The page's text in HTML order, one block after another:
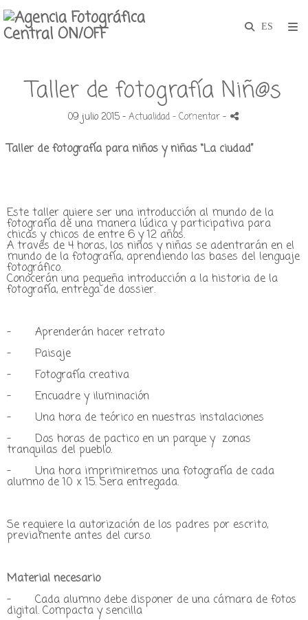
Taller de fotografía Niñ@s
09 julio 2015 -Actualidad- Comentar-
Taller de fotografía para niños y niñas “La ciudad”
Este taller quiere ser una introducción al mundo de la
fotografía de una manera lúdica y participativa para
chicas y chicos de entre 6 y 12 años.
A través de 4 horas, los niños y niñas se adentrarán en el
mundo de la fotografía, aprendiendo las bases del lenguaje
fotográfico.
Conocerán una pequeña introducción a la historia de la
fotografía, entrega de dossier.
- Aprenderán hacer retrato
- Paisaje
- Fotografía creativa
- Encuadre y iluminación
- Una hora de teórico en nuestras instalaciones
- Dos horas de pactico en un parque y zonas
tranquilas del pueblo.
- Una hora imprimiremos una fotografía de cada
alumno de 10 x 15. Sera entregada.
Se requiere la autorización de los padres por escrito,
previamente antes del curso.
Material necesario
- Cada alumno debe disponer de una cámara de fotos
digital. Compacta y sencilla